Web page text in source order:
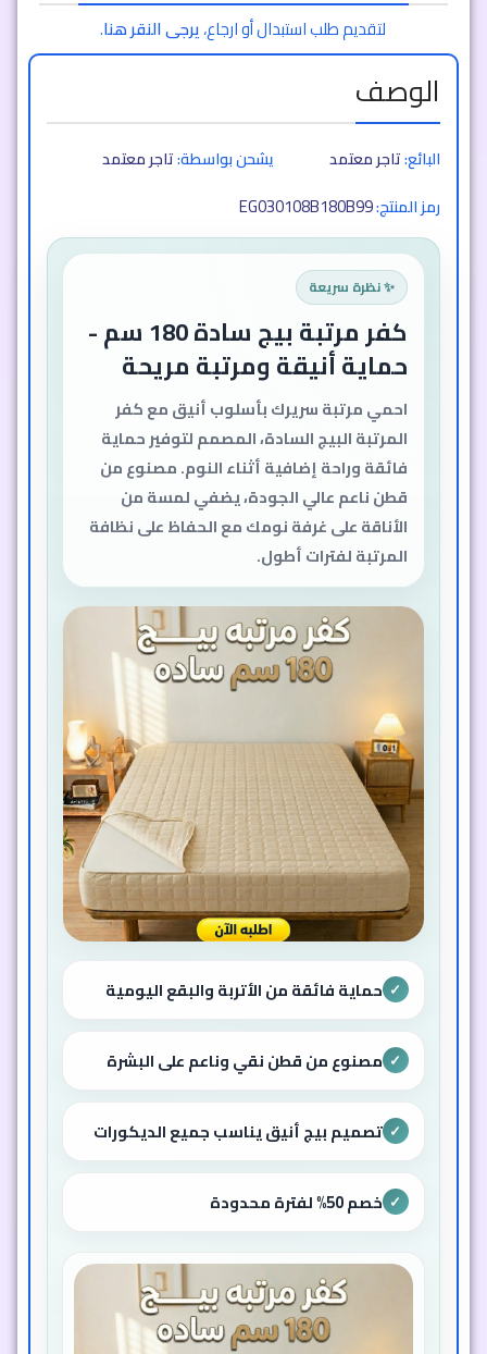
لتقديم طلب استبدال أو ارجاع،يرجى النقر هنا.
الوصف
البائع:تاجر معتمد يشحن بواسطة:تاجر معتمد
رمز المنتج:EG030108B180B99
✨ نظرة سريعة
كفر مرتبة بيج سادة 180 سم -
حماية أنيقة ومرتبة مريحة
احمي مرتبة سريرك بأسلوب أنيق مع كفر
المرتبة البيج السادة، المصمم لتوفير حماية
فائقة وراحة إضافية أثناء النوم. مصنوع من
قطن ناعم عالي الجودة، يضفي لمسة من
الأناقة على غرفة نومك مع الحفاظ على نظافة
المرتبة لفترات أطول.
✓ حماية فائقة من الأتربة والبقع اليومية
✓ مصنوع من قطن نقي وناعم على البشرة
✓ تصميم بيج أنيق يناسب جميع الديكورات
✓ خصم 50% لفترة محدودة